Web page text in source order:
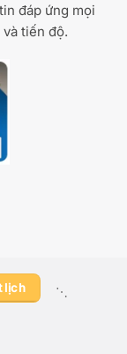
đáp ứng mọi
tiến độ.
lịch ⋱